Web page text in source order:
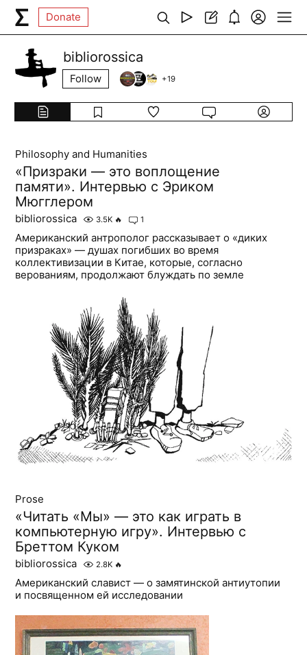
Donate
bibliorossica
Follow +19
Philosophy and Humanities
«Призраки — это воплощение
памяти». Интервью с Эриком
Мюгглером
bibliorossica 3.5K 🔥 1
Американский антрополог рассказывает о «диких
призраках» — душах погибших во время
коллективизации в Китае, которые, согласно
верованиям, продолжают блуждать по земле
Prose
«Читать «Мы» — это как играть в
компьютерную игру». Интервью с
Бреттом Куком
bibliorossica 2.8K 🔥
Американский славист — о замятинской антиутопии
и посвященном ей исследовании